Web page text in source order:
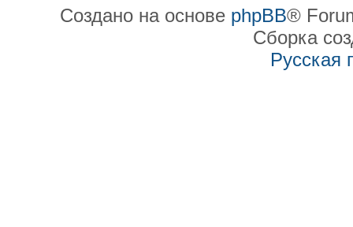
Создано на основе phpBB®
Сборка
Русская